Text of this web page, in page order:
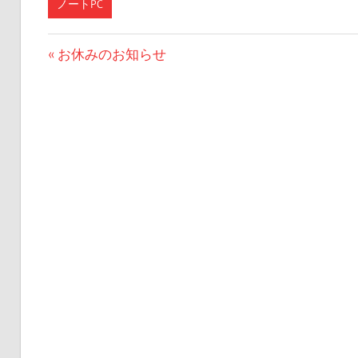
ノートPC
投
前
お休みのお知らせ